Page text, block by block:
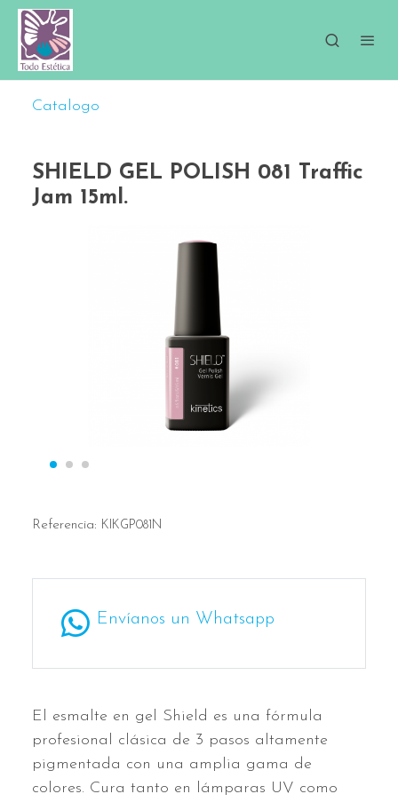
Catalogo
SHIELD GEL POLISH 081 Traffic
Jam 15ml.
Referencia: KIKGP081N
Envíanos un Whatsapp
El esmalte en gel Shield es una fórmula
profesional clásica de 3 pasos altamente
pigmentada con una amplia gama de
colores. Cura tanto en lámparas UV como